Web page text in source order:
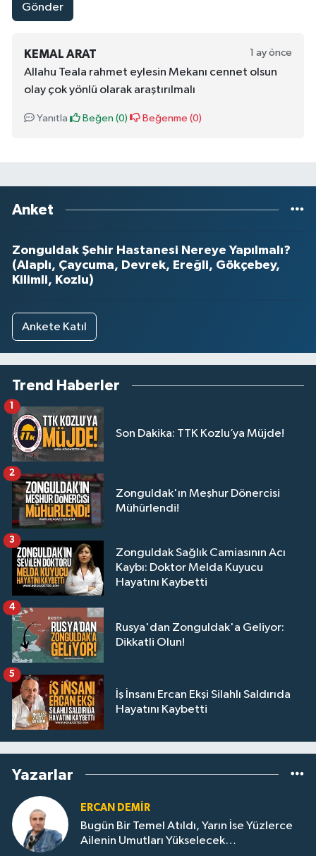
Gönder
KEMAL ARAT 1 ay önce
Allahu Teala rahmet eylesin Mekanı cennet olsun
olay çok yönlü olarak araştırılmalı
Yanıtla Beğen (0) Beğenme (0)
Anket
Zonguldak Şehir Hastanesi Nereye Yapılmalı?
(Alaplı, Çaycuma, Devrek, Ereğli, Gökçebey,
Kilimli, Kozlu)
Ankete Katıl
Trend Haberler
Son Dakika: TTK Kozlu’ya Müjde!
1
Zonguldak'ın Meşhur Dönercisi
Mühürlendi!
2
Zonguldak Sağlık Camiasının Acı
Kaybı: Doktor Melda Kuyucu
Hayatını Kaybetti
3
Rusya'dan Zonguldak'a Geliyor:
Dikkatli Olun!
4
İş İnsanı Ercan Ekşi Silahlı Saldırıda
Hayatını Kaybetti
5
Yazarlar
ERCAN DEMIR
Bugün Bir Temel Atıldı, Yarın İse Yüzlerce
Ailenin Umutları Yükselecek…